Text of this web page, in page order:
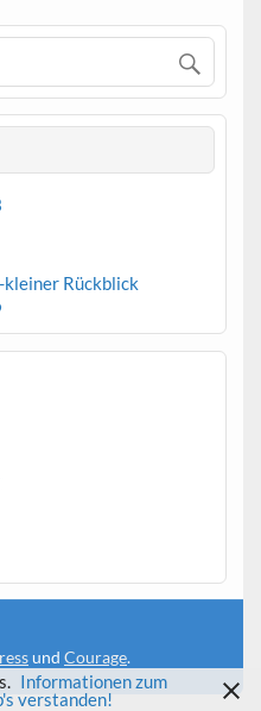
Rückblick
und Courage.
Informationen zum
verstanden!